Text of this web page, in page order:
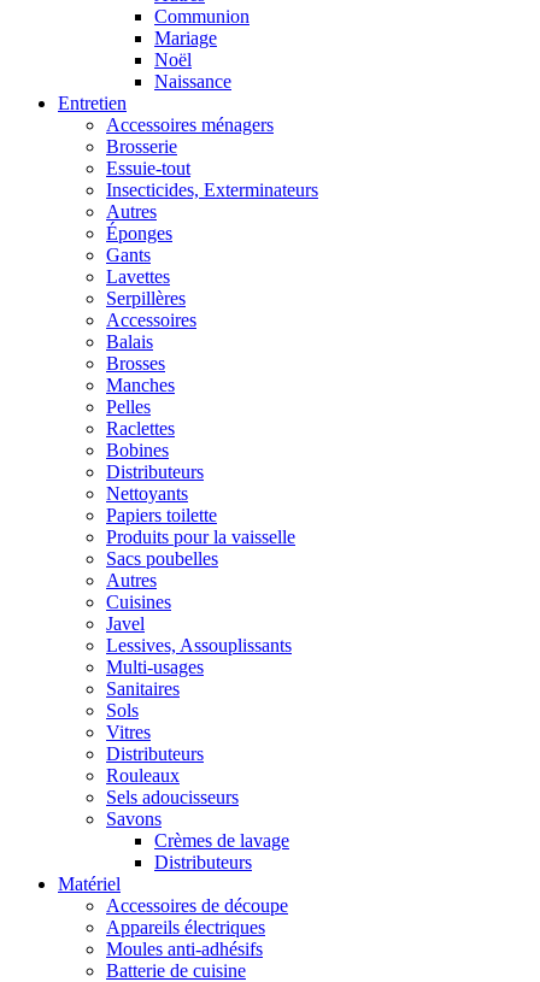
Communion
Mariage
Noël
Naissance
Entretien
Accessoires ménagers
Brosserie
Essuie-tout
Insecticides, Exterminateurs
Autres
Éponges
Gants
Lavettes
Serpillères
Accessoires
Balais
Brosses
Manches
Pelles
Raclettes
Bobines
Distributeurs
Nettoyants
Papiers toilette
Produits pour la vaisselle
Sacs poubelles
Autres
Cuisines
Javel
Lessives, Assouplissants
Multi-usages
Sanitaires
Sols
Vitres
Distributeurs
Rouleaux
Sels adoucisseurs
Savons
Crèmes de lavage
Distributeurs
Matériel
Accessoires de découpe
Appareils électriques
Moules anti-adhésifs
Batterie de cuisine